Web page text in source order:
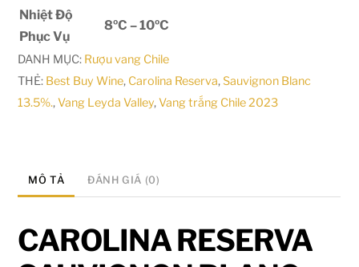
Nhiệt Độ
Phục Vụ
8ºC – 10ºC
DANH MỤC: Rượu vang Chile
THẺ: Best Buy Wine, Carolina Reserva,Sauvignon Blanc
13.5%.,Vang Leyda Valley,Vang trắng Chile 2023
MÔ TẢ ĐÁNH GIÁ (0)
CAROLINA RESERVA